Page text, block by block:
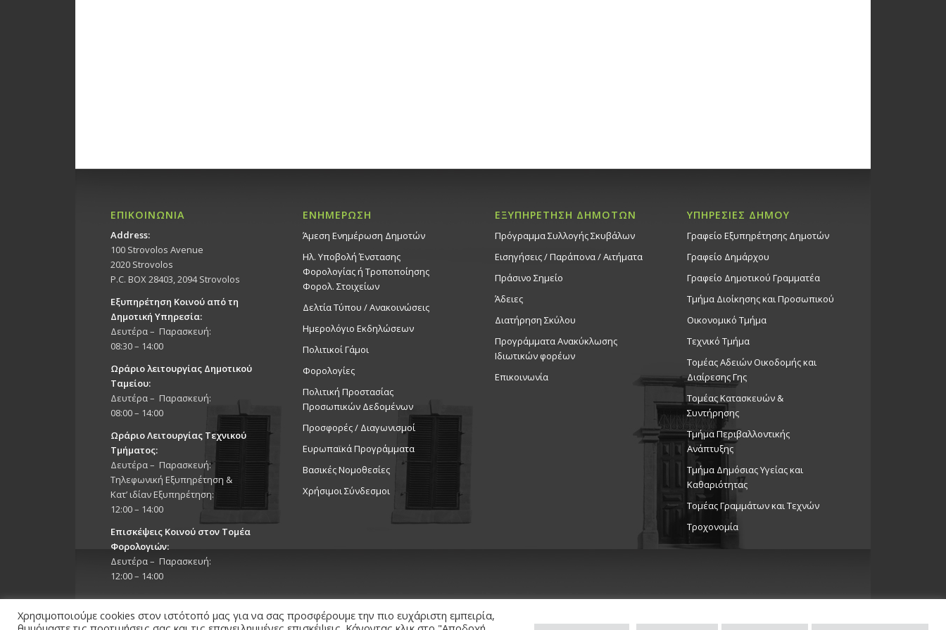
ΕΠΙΚΟΙΝΩΝΙΑ
Address:
100 Strovolos Avenue
2020 Strovolos
P.C. BOX 28403, 2094 Strovolos
Εξυπηρέτηση Κοινού από τη
Δημοτική Υπηρεσία:
Δευτέρα – Παρασκευή:
08:30 – 14:00
Ωράριο λειτουργίας Δημοτικού
Ταμείου:
Δευτέρα – Παρασκευή:
08:00 – 14:00
Ωράριο Λειτουργίας Τεχνικού
Τμήματος:
Δευτέρα – Παρασκευή:
Τηλεφωνική Εξυπηρέτηση &
Κατ’ ιδίαν Εξυπηρέτηση:
12:00 – 14:00
Επισκέψεις Κοινού στον Τομέα
Φορολογιών:
Δευτέρα – Παρασκευή:
12:00 – 14:00
ΕΝΗΜΕΡΩΣΗ
Άμεση Ενημέρωση Δημοτών
Ηλ. Υποβολή Ένστασης
Φορολογίας ή Τροποποίησης
Φορολ. Στοιχείων
Δελτία Τύπου / Ανακοινώσεις
Ημερολόγιο Εκδηλώσεων
Πολιτικοί Γάμοι
Φορολογίες
Πολιτική Προστασίας
Προσωπικών Δεδομένων
Προσφορές / Διαγωνισμοί
Ευρωπαϊκά Προγράμματα
Βασικές Νομοθεσίες
Χρήσιμοι Σύνδεσμοι
ΕΞΥΠΗΡΕΤΗΣΗ ΔΗΜΟΤΩΝ
Πρόγραμμα Συλλογής Σκυβάλων
Εισηγήσεις / Παράπονα / Αιτήματα
Πράσινο Σημείο
Άδειες
Διατήρηση Σκύλου
Προγράμματα Ανακύκλωσης
Ιδιωτικών φορέων
Επικοινωνία
ΥΠΗΡΕΣΙΕΣ ΔΗΜΟΥ
Γραφείο Εξυπηρέτησης Δημοτών
Γραφείο Δημάρχου
Γραφείο Δημοτικού Γραμματέα
Τμήμα Διοίκησης και Προσωπικού
Οικονομικό Τμήμα
Τεχνικό Τμήμα
Τομέας Αδειών Οικοδομής και
Διαίρεσης Γης
Τομέας Κατασκευών &
Συντήρησης
Τμήμα Περιβαλλοντικής
Ανάπτυξης
Tμήμα Δημόσιας Υγείας και
Καθαριότητας
Τομέας Γραμμάτων και Τεχνών
Τροχονομία
Χρησιμοποιούμε cookies στον ιστότοπό μας για να σας προσφέρουμε την πιο ευχάριστη εμπειρία,